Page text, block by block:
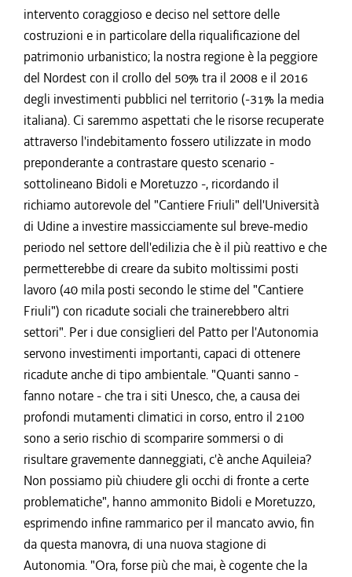
intervento coraggioso e deciso nel settore delle
costruzioni e in particolare della riqualificazione del
patrimonio urbanistico; la nostra regione è la peggiore
del Nordest con il crollo del 50% tra il 2008 e il 2016
degli investimenti pubblici nel territorio (-31% la media
italiana). Ci saremmo aspettati che le risorse recuperate
attraverso l'indebitamento fossero utilizzate in modo
preponderante a contrastare questo scenario -
sottolineano Bidoli e Moretuzzo -, ricordando il
richiamo autorevole del "Cantiere Friuli" dell'Università
di Udine a investire massicciamente sul breve-medio
periodo nel settore dell'edilizia che è il più reattivo e che
permetterebbe di creare da subito moltissimi posti
lavoro (40 mila posti secondo le stime del "Cantiere
Friuli") con ricadute sociali che trainerebbero altri
settori". Per i due consiglieri del Patto per l'Autonomia
servono investimenti importanti, capaci di ottenere
ricadute anche di tipo ambientale. "Quanti sanno -
fanno notare - che tra i siti Unesco, che, a causa dei
profondi mutamenti climatici in corso, entro il 2100
sono a serio rischio di scomparire sommersi o di
risultare gravemente danneggiati, c'è anche Aquileia?
Non possiamo più chiudere gli occhi di fronte a certe
problematiche", hanno ammonito Bidoli e Moretuzzo,
esprimendo infine rammarico per il mancato avvio, fin
da questa manovra, di una nuova stagione di
Autonomia. "Ora, forse più che mai, è cogente che la